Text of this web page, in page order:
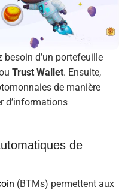
besoin d’un portefeuille
Trust Wallet. Ensuite,
de manière
d’informations
de
(BTMs) permettent aux